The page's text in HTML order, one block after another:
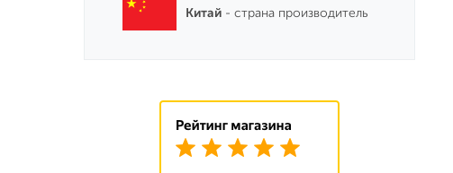
Китай- страна производитель